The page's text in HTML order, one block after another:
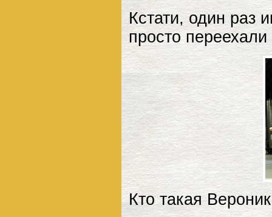
Кстати, один раз
просто
Кто такая